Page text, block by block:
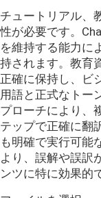
チュートリアル、
性が必要です。
を維持する能力に
持されます。教育
正確に保持し、ビ
用語と正式なトー
プローチにより、
テップで正確に翻
も明確で実行可能
より、誤解や誤訳
ンツに特に効果的